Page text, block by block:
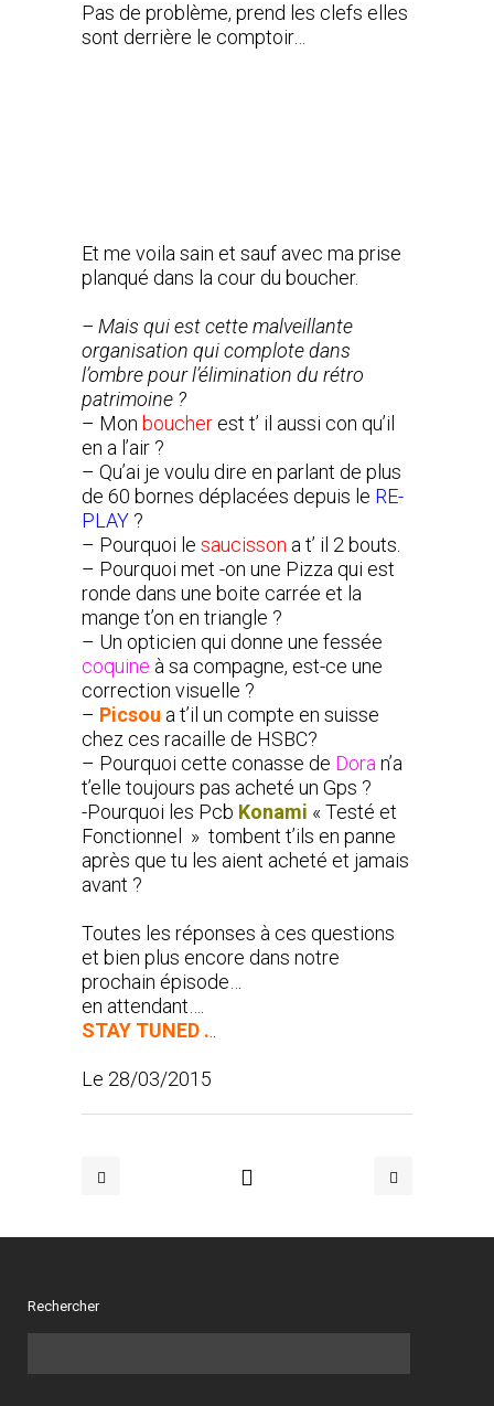
Pas de problème, prend les clefs elles
sont derrière le comptoir…
Et me voila sain et sauf avec ma prise
planqué dans la cour du boucher.
– Mais qui est cette malveillante
organisation qui complote dans
l’ombre pour l’élimination du rétro
patrimoine ?
– Mon boucher est t’ il aussi con qu’il
en a l’air ?
– Qu’ai je voulu dire en parlant de plus
de 60 bornes déplacées depuis le RE-
PLAY ?
– Pourquoi le saucisson a t’ il 2 bouts.
– Pourquoi met -on une Pizza qui est
ronde dans une boite carrée et la
mange t’on en triangle ?
– Un opticien qui donne une fessée
coquine à sa compagne, est-ce une
correction visuelle ?
– Picsou a t’il un compte en suisse
chez ces racaille de HSBC?
– Pourquoi cette conasse de Dora n’a
t’elle toujours pas acheté un Gps ?
-Pourquoi les Pcb Konami « Testé et
Fonctionnel » tombent t’ils en panne
après que tu les aient acheté et jamais
avant ?
Toutes les réponses à ces questions
et bien plus encore dans notre
prochain épisode…
en attendant….
STAY TUNED .
Le 28/03/2015
Rechercher